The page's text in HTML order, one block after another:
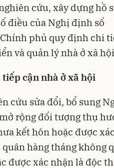
cứu, xây dựng hồ
điều của Nghị định số
phủ quy định chi
và quản lý nhà ở xã
cận nhà ở xã hội
cứu sửa đổi, bổ sung
rộng đối tượng thụ
kết hôn hoặc được xác
hàng tháng không
được xác nhận là độc